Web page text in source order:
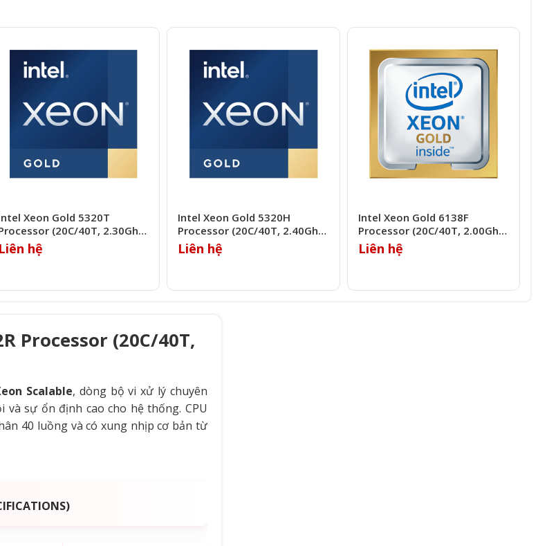
Xeon Gold 5320T
(20C/40T, 2.30Ghz,
30MB)
Liên hệ
Intel Xeon Gold 5320H
Processor (20C/40T, 2.40Ghz,
27.5MB)
Liên hệ
Intel Xeon Gold 6138F
Processor (20C/40T, 2.00Ghz,
27.5MB)
Liên hệ
Processor (20C/40T,
Scalable, dòng bộ vi xử lý chuyên
sự ổn định cao cho hệ thống. CPU
40 luồng và có xung nhịp cơ bản từ